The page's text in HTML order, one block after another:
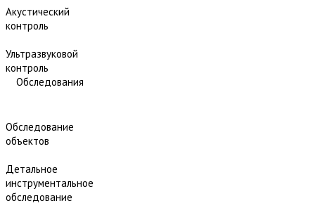
Акустический
контроль
Ультразвуковой
контроль
Обследования
Обследование
объектов
Детальное
инструментальное
обследование